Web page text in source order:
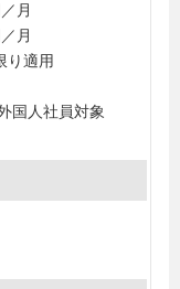
月
月
り適用
国人社員対象